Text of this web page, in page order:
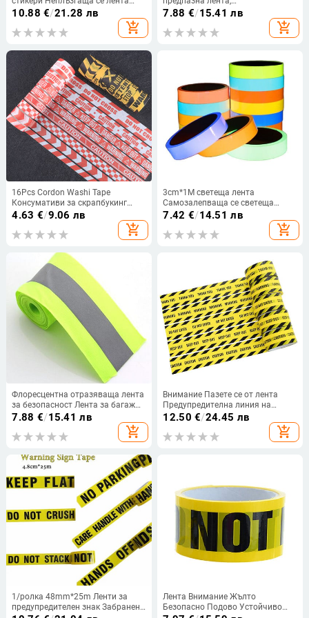
Противоплъзгаща се защитна
отразяваща PEVA лента Дръжки
за стълби Флуоресцентни ленти
10.88 €/21.28 лв
add_shopping_cart
предупредителна залепваща
лента за инженерна маркировка
7.88 €/15.41 лв
add_shopping_cart
16Pcs Cordon Washi Tape
Консумативи за скрапбукинг
Washitape Cinta Adhesiva
Decorativa Стационарен дневник
Декорация Маскираща лента
4.63 €/9.06 лв
add_shopping_cart
3cm*1M светеща лента
Самозалепваща се светеща
нощна/тъмна защитна лента
Поразителна предупредителна
защитна лента
7.42 €/14.51 лв
add_shopping_cart
Флоресцентна отразяваща лента
за безопасност Лента за багаж
Шиене на дрехи Предупреждение
7.88 €/15.41 лв
add_shopping_cart
Внимание Пазете се от лента
Предупредителна линия на
строителната площадка Жълт
строителен автомобил Парти
декорации Детски партита за
12.50 €/24.45 лв
add_shopping_cart
1/ролка 48mm*25m Ленти за
предупредителен знак Забранено
Лента Внимание Жълто
Безопасно Подово Устойчиво